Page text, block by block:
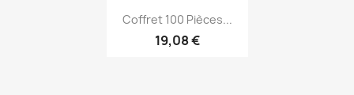
Aperçu rapide
Coffret 100 Pièces...
19,08 €